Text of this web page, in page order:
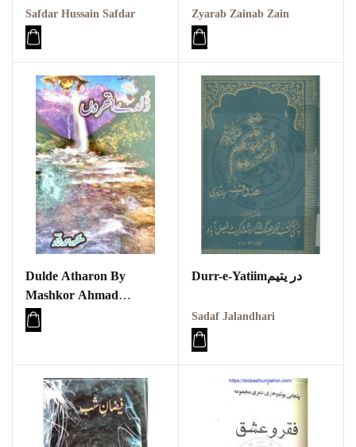
Safdar Hussain Safdar Zyarab Zainab Zain
Dulde Atharon By
Mashkor Ahmad
Shadڈلدے اتھروں (پہاڑی
Durr-e-Yatiimدر یتیم
Sadaf Jalandhari